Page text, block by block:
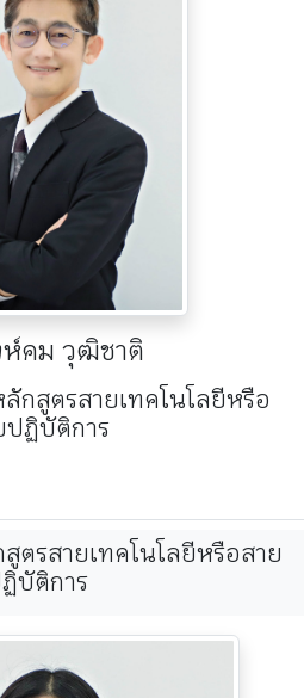
ห์คม วุฒิชาติ
สูตรสายเทคโนโลยีหรือ
ปฏิบัติการ
รสายเทคโนโลยีหรือสาย
บัติการ